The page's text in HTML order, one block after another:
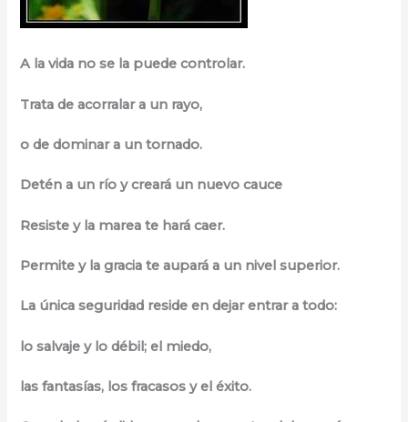
A la vida no se la puede controlar.
Trata de acorralar a un rayo,
o de dominar a un tornado.
Detén a un río y creará un nuevo cauce
Resiste y la marea te hará caer.
Permite y la gracia te aupará a un nivel superior.
La única seguridad reside en dejar entrar a todo:
lo salvaje y lo débil; el miedo,
las fantasías, los fracasos y el éxito.